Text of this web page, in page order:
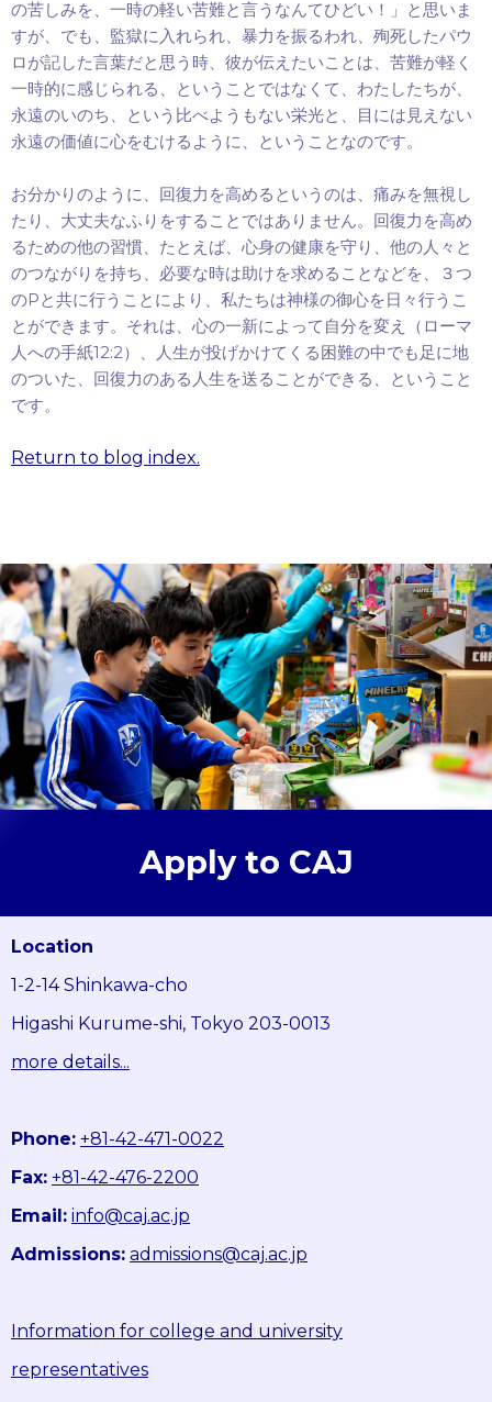
の苦しみを、一時の軽い苦難と言うなんてひどい！」と思いま
すが、でも、監獄に入れられ、暴力を振るわれ、殉死したパウ
ロが記した言葉だと思う時、彼が伝えたいことは、苦難が軽く
一時的に感じられる、ということではなくて、わたしたちが、
永遠のいのち、という比べようもない栄光と、目には見えない
永遠の価値に心をむけるように、ということなのです。
お分かりのように、回復力を高めるというのは、痛みを無視し
たり、大丈夫なふりをすることではありません。回復力を高め
るための他の習慣、たとえば、心身の健康を守り、他の人々と
のつながりを持ち、必要な時は助けを求めることなどを、３つ
のPと共に行うことにより、私たちは神様の御心を日々行うこ
とができます。それは、心の一新によって自分を変え（ローマ
人への手紙12:2）、人生が投げかけてくる困難の中でも足に地
のついた、回復力のある人生を送ることができる、ということ
です。
Return to blog index.
Apply to CAJ
Location
1-2-14 Shinkawa-cho
Higashi Kurume-shi, Tokyo 203-0013
more details...
Phone: +81-42-471-0022
Fax: +81-42-476-2200
Email: info@caj.ac.jp
Admissions: admissions@caj.ac.jp
Information for college and university
representatives